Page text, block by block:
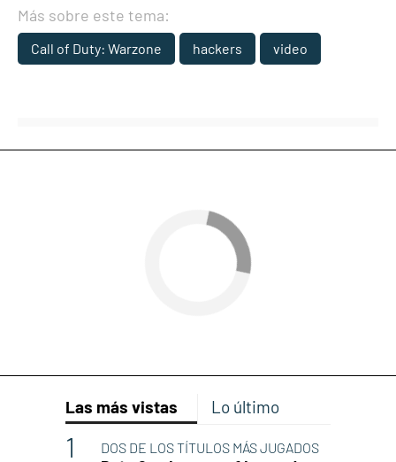
Más sobre este tema:
Call of Duty: Warzone hackers video
Las más vistas Lo último
DOS DE LOS TÍTULOS MÁS JUGADOS